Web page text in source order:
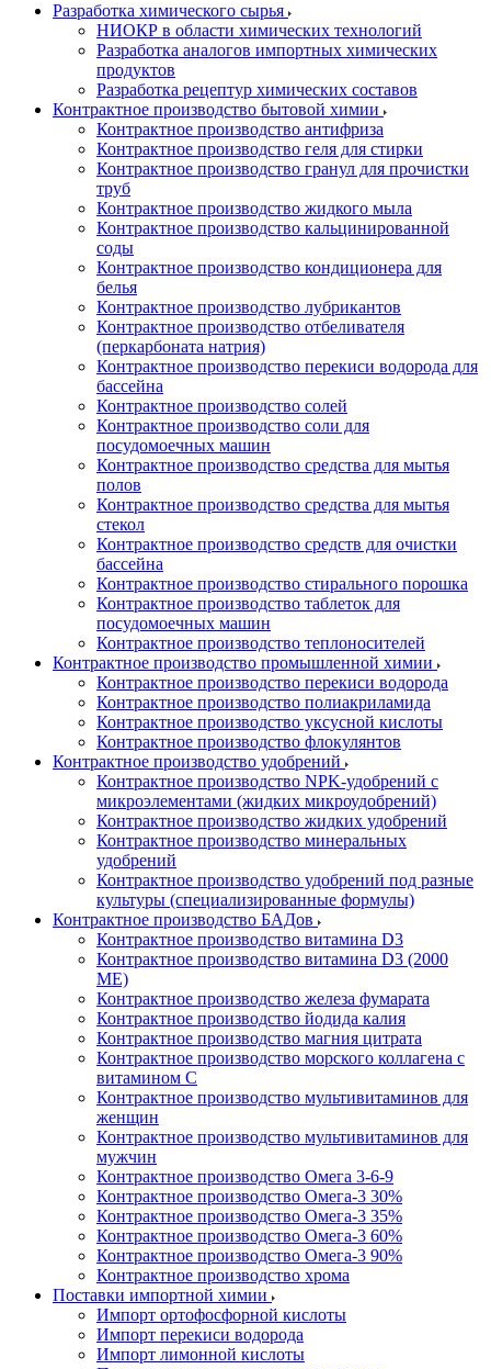
Разработка химического сырья
НИОКР в области химических технологий
Разработка аналогов импортных химических
продуктов
Разработка рецептур химических составов
Контрактное производство бытовой химии
Контрактное производство антифриза
Контрактное производство геля для стирки
Контрактное производство гранул для прочистки
труб
Контрактное производство жидкого мыла
Контрактное производство кальцинированной
соды
Контрактное производство кондиционера для
белья
Контрактное производство лубрикантов
Контрактное производство отбеливателя
(перкарбоната натрия)
Контрактное производство перекиси водорода для
бассейна
Контрактное производство солей
Контрактное производство соли для
посудомоечных машин
Контрактное производство средства для мытья
полов
Контрактное производство средства для мытья
стекол
Контрактное производство средств для очистки
бассейна
Контрактное производство стирального порошка
Контрактное производство таблеток для
посудомоечных машин
Контрактное производство теплоносителей
Контрактное производство промышленной химии
Контрактное производство перекиси водорода
Контрактное производство полиакриламида
Контрактное производство уксусной кислоты
Контрактное производство флокулянтов
Контрактное производство удобрений
Контрактное производство NPK-удобрений с
микроэлементами (жидких микроудобрений)
Контрактное производство жидких удобрений
Контрактное производство минеральных
удобрений
Контрактное производство удобрений под разные
культуры (специализированные формулы)
Контрактное производство БАДов
Контрактное производство витамина D3
Контрактное производство витамина D3 (2000
МЕ)
Контрактное производство железа фумарата
Контрактное производство йодида калия
Контрактное производство магния цитрата
Контрактное производство морского коллагена с
витамином С
Контрактное производство мультивитаминов для
женщин
Контрактное производство мультивитаминов для
мужчин
Контрактное производство Омега 3-6-9
Контрактное производство Омега-3 30%
Контрактное производство Омега-3 35%
Контрактное производство Омега-3 60%
Контрактное производство Омега-3 90%
Контрактное производство хрома
Поставки импортной химии
Импорт ортофосфорной кислоты
Импорт перекиси водорода
Импорт лимонной кислоты